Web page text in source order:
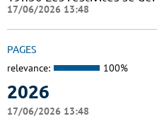
17/06/2026 13:48
PAGES
relevance: 100%
2026
17/06/2026 13:48